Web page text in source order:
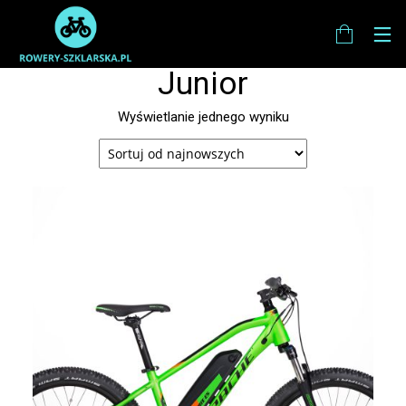
Junior
Wyświetlanie jednego wyniku